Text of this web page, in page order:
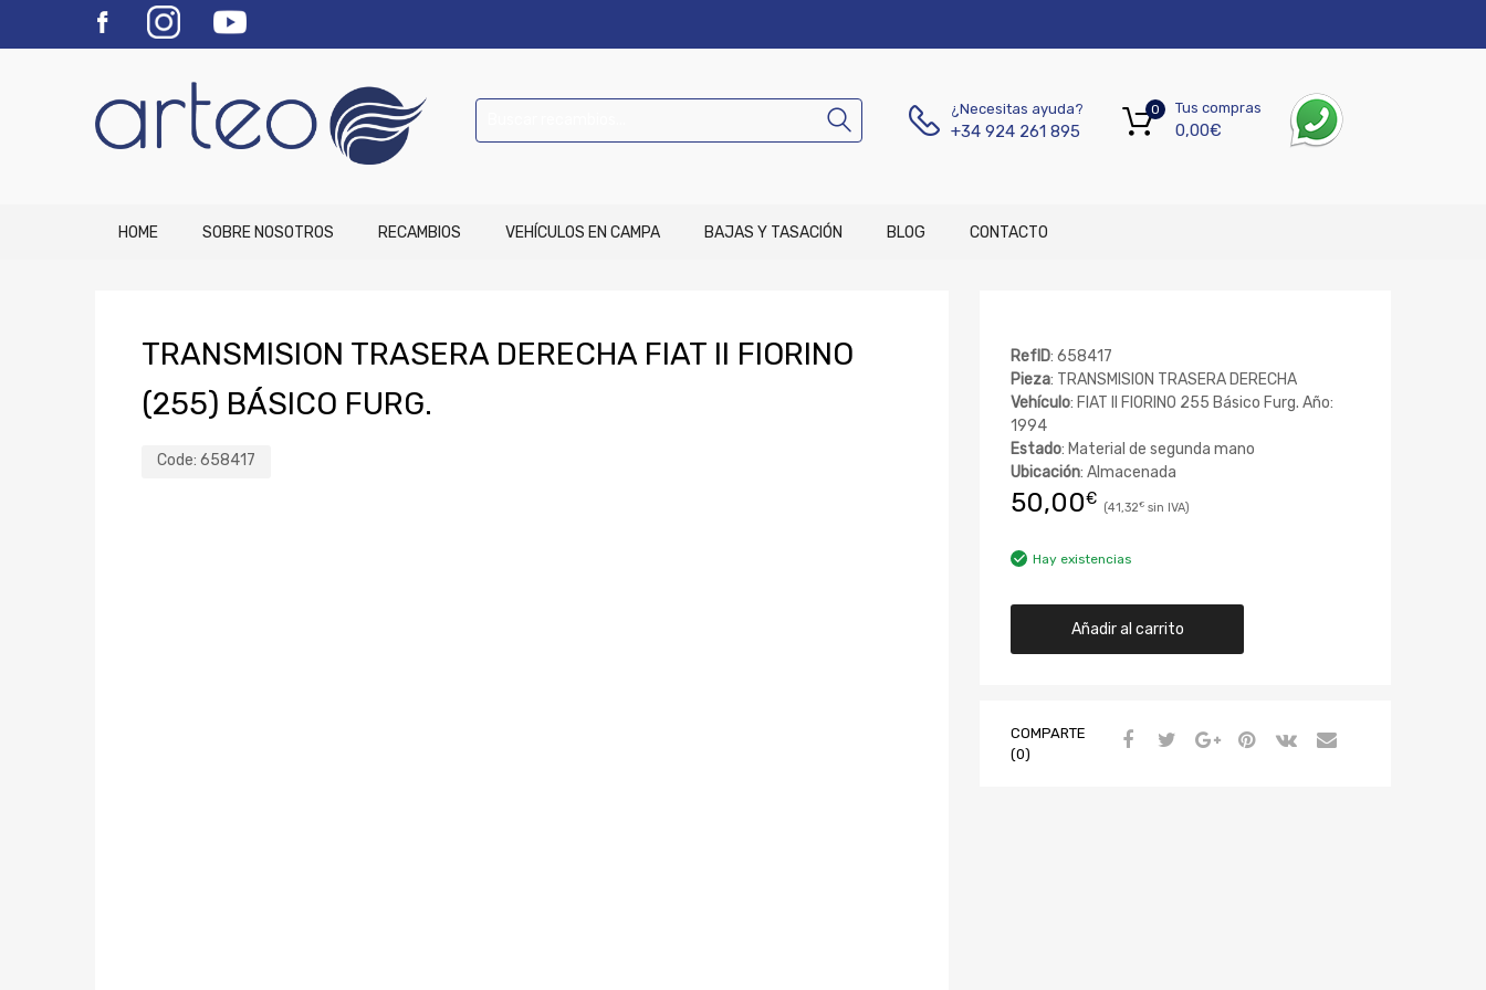
¿Necesitas ayuda?
+34 924 261 895
Tus compras
0,00€
0
HOME SOBRE NOSOTROS RECAMBIOS VEHÍCULOS EN CAMPA BAJAS Y TASACIÓN BLOG CONTACTO
TRANSMISION TRASERA DERECHA FIAT II FIORINO
(255) BÁSICO FURG.
Code: 658417
RefID: 658417
Pieza: TRANSMISION TRASERA DERECHA
Vehículo: FIAT II FIORINO 255 Básico Furg. Año:
1994
Estado: Material de segunda mano
Ubicación: Almacenada
50,00€ 41,32€
Hay existencias
Añadir al carrito
COMPARTE
(0)